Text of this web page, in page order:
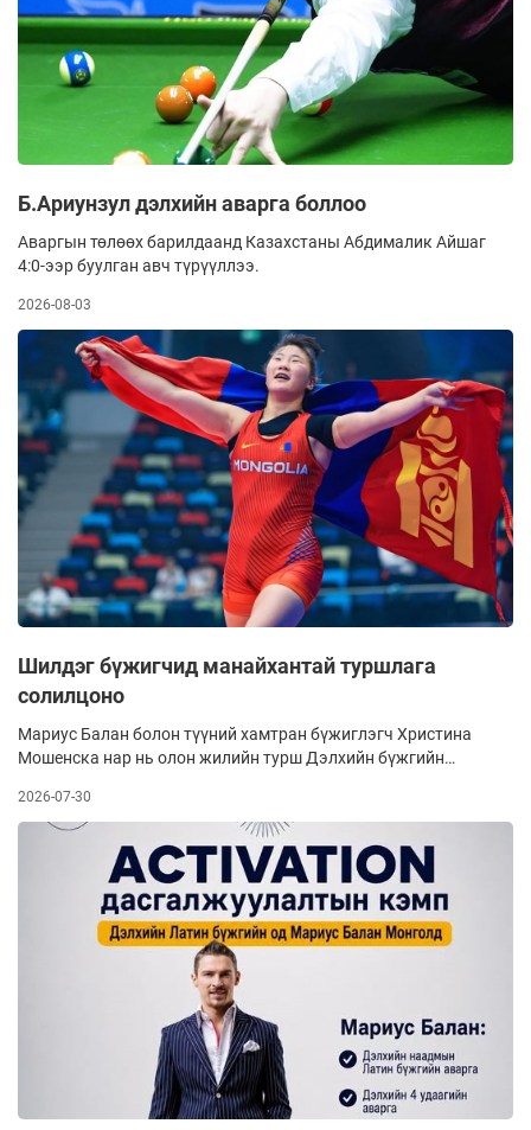
Б.Ариунзул дэлхийн аварга боллоо
Аваргын төлөөх барилдаанд Казахстаны Абдималик Айшаг
4:0-ээр буулган авч түрүүллээ.
2026-08-03
Шилдэг бүжигчид манайхантай туршлага
солилцоно
Мариус Балан болон түүний хамтран бүжиглэгч Христина
Мошенска нар нь олон жилийн турш Дэлхийн бүжгийн
бүжгийн Европын аварга шалгаруулах болон олон улс,
ДАШТ-д тогтмол оролцож, эхний гурван байр эзэлдэг
шилдэг хос бүжигчин юм.
2026-07-30